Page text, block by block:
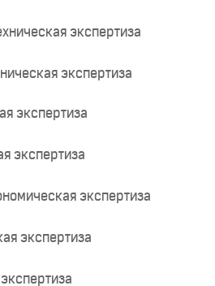
экспертиза
экспертиза
экспертиза
экспертиза
экспертиза
экспертиза